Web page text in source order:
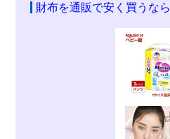
財布を通販で安く買うなら